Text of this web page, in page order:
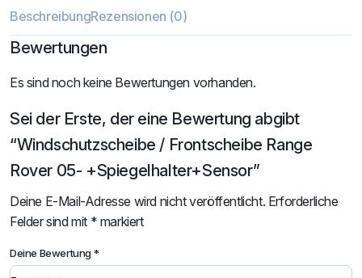
BeschreibungRezensionen (0)
Bewertungen
Es sind noch keine Bewertungen vorhanden.
Sei der Erste, der eine Bewertung abgibt
“Windschutzscheibe / Frontscheibe Range
Rover 05- +Spiegelhalter+Sensor”
Deine E-Mail-Adresse wird nicht veröffentlicht. Erforderliche
Felder sind mit * markiert
Deine Bewertung*